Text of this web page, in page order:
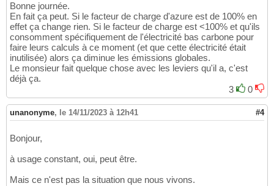
Bonne journée.
En fait ça peut. Si le facteur de charge d'azure est de 100% en
effet ça change rien. Si le facteur de charge est <100% et qu'ils
consomment spécifiquement de l'électricité bas carbone pour
faire leurs calculs à ce moment (et que cette électricité était
inutilisée) alors ça diminue les émissions globales.
Le monsieur fait quelque chose avec les leviers qu'il a, c'est
déjà ça.
3
0
unanonyme, le 14/11/2023 à 12h41 #4
Bonjour,
à usage constant, oui, peut être.
Mais ce n'est pas la situation que nous vivons.